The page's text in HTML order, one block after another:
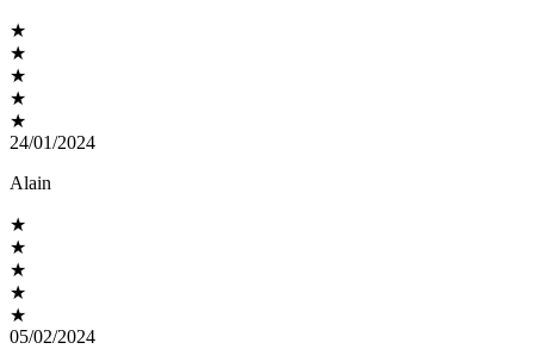
★
★
★
★
★
24/01/2024
Alain
★
★
★
★
★
05/02/2024